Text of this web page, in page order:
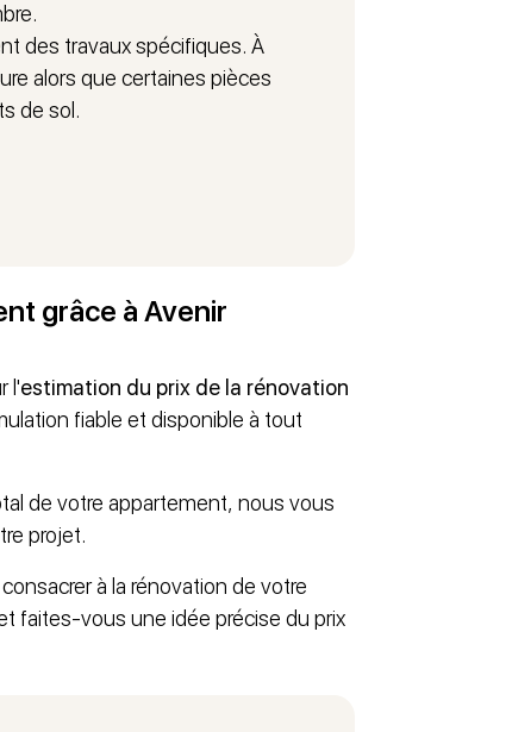
des travaux spécifiques. À
alors que certaines pièces
de sol.
grâce à Avenir
l'estimation du prix de la rénovation
fiable et disponible à tout
de votre appartement, nous vous
projet.
à la rénovation de votre
faites-vous une idée précise du prix